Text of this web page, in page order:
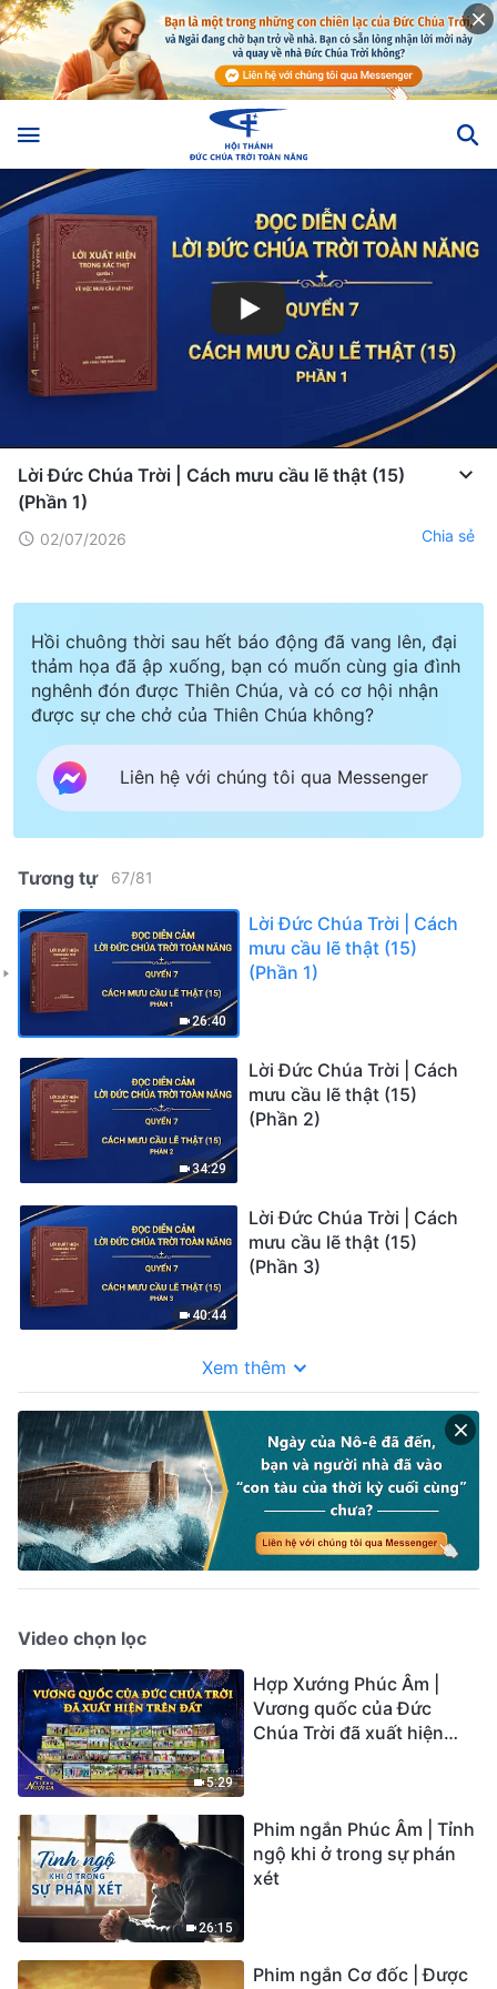
Lời Đức Chúa Trời | Cách mưu cầu lẽ thật (15)
(Phần 1)
02/07/2026 Chia sẻ
Hồi chuông thời sau hết báo động đã vang lên, đại
thảm họa đã ập xuống, bạn có muốn cùng gia đình
nghênh đón được Thiên Chúa, và có cơ hội nhận
được sự che chở của Thiên Chúa không?
Liên hệ với chúng tôi qua Messenger
Tương tự 67/81
26:40
Lời Đức Chúa Trời | Cách
mưu cầu lẽ thật (15)
(Phần 1)
34:29
Lời Đức Chúa Trời | Cách
mưu cầu lẽ thật (15)
(Phần 2)
40:44
Lời Đức Chúa Trời | Cách
mưu cầu lẽ thật (15)
(Phần 3)
Xem thêm
Video chọn lọc
5:29
Hợp Xướng Phúc Âm |
Vương quốc của Đức
Chúa Trời đã xuất hiện
26:15
Phim ngắn Phúc Âm | Tỉnh
ngộ khi ở trong sự phán
xét
Phim ngắn Cơ đốc | Được